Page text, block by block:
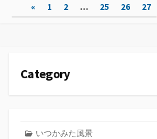
リ
ー
ペ
« 1 2 … 25 26 27
Category
いつかみた風景